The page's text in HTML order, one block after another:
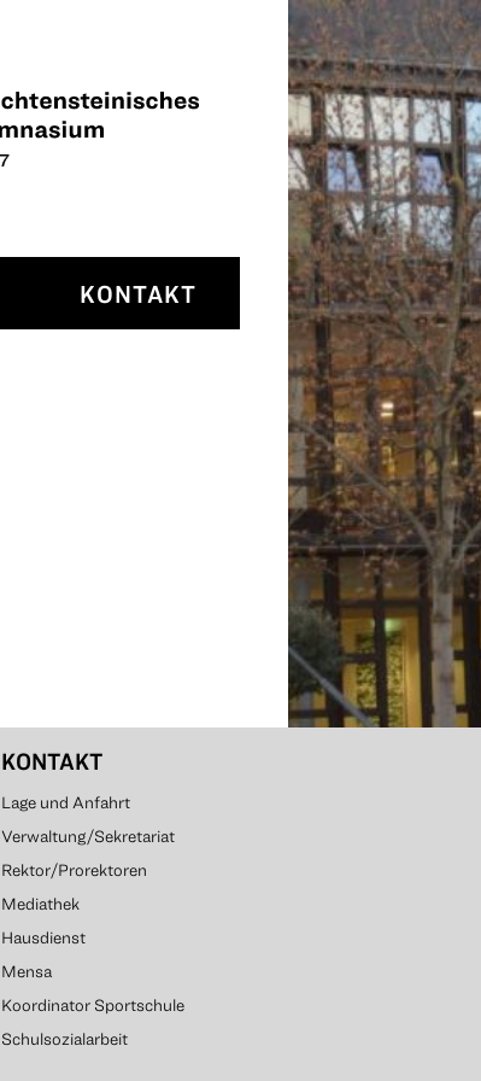
KONTAKT
KONTAKT
Lage und Anfahrt
Verwaltung/Sekretariat
Rektor/Prorektoren
Mediathek
Hausdienst
Mensa
Koordinator Sportschule
Schulsozialarbeit